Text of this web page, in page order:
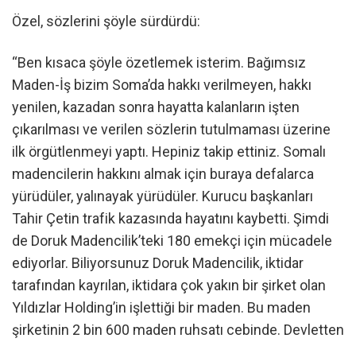
Özel, sözlerini şöyle sürdürdü:
“Ben kısaca şöyle özetlemek isterim. Bağımsız
Maden-İş bizim Soma’da hakkı verilmeyen, hakkı
yenilen, kazadan sonra hayatta kalanların işten
çıkarılması ve verilen sözlerin tutulmaması üzerine
ilk örgütlenmeyi yaptı. Hepiniz takip ettiniz. Somalı
madencilerin hakkını almak için buraya defalarca
yürüdüler, yalınayak yürüdüler. Kurucu başkanları
Tahir Çetin trafik kazasında hayatını kaybetti. Şimdi
de Doruk Madencilik’teki 180 emekçi için mücadele
ediyorlar. Biliyorsunuz Doruk Madencilik, iktidar
tarafından kayrılan, iktidara çok yakın bir şirket olan
Yıldızlar Holding’in işlettiği bir maden. Bu maden
şirketinin 2 bin 600 maden ruhsatı cebinde. Devletten